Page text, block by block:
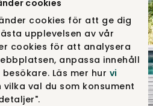
cookies
cookies för att ge dig
upplevelsen av vår
cookies för att analysera
anpassa innehåll
Läs mer hur vi
vilka val du som konsument